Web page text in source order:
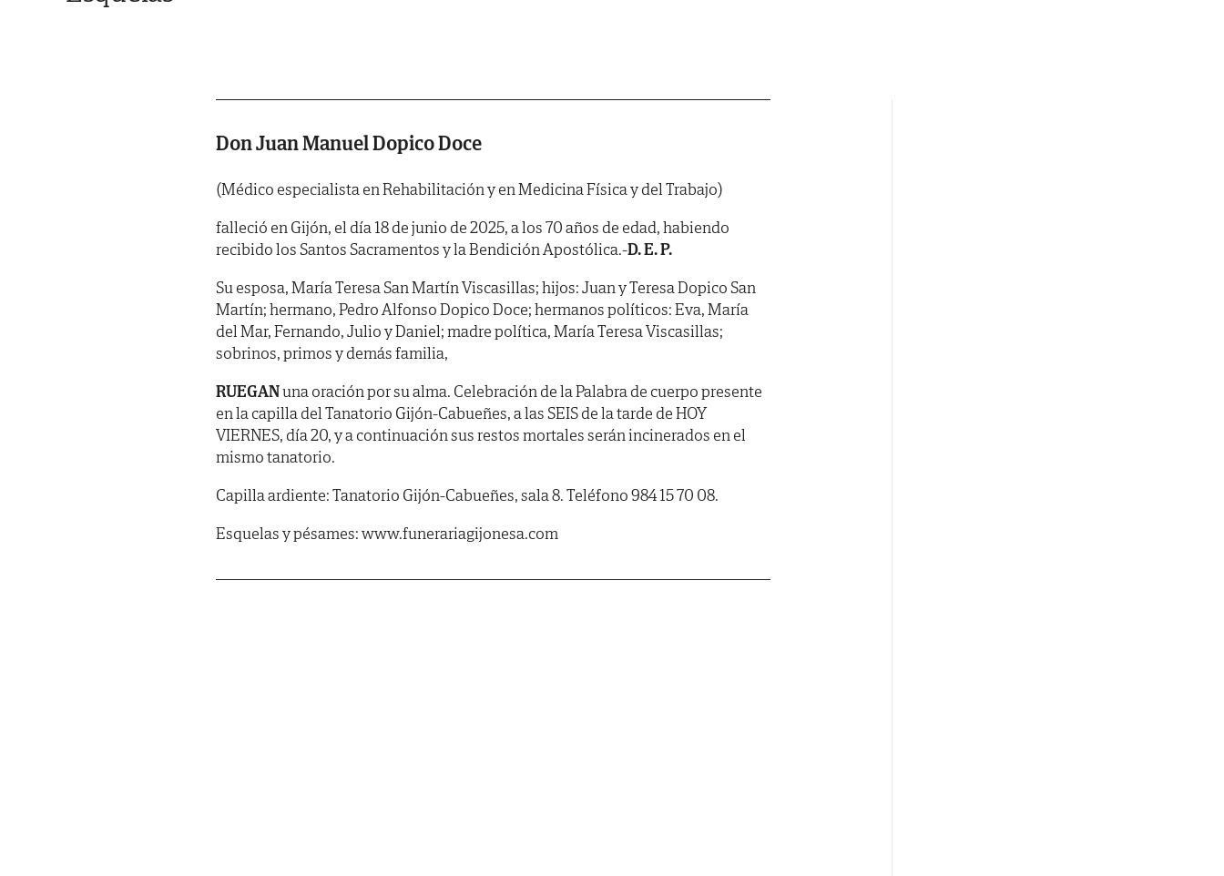
Don Juan Manuel Dopico Doce
(Médico especialista en Rehabilitación y en Medicina Física y del Trabajo)
falleció en Gijón, el día 18 de junio de 2025, a los 70 años de edad, habiendo
recibido los Santos Sacramentos y la Bendición Apostólica.-D. E. P.
Su esposa, María Teresa San Martín Viscasillas; hijos: Juan y Teresa Dopico San
Martín; hermano, Pedro Alfonso Dopico Doce; hermanos políticos: Eva, María
del Mar, Fernando, Julio y Daniel; madre política, María Teresa Viscasillas;
sobrinos, primos y demás familia,
RUEGANuna oración por su alma. Celebración de la Palabra de cuerpo presente
en la capilla del Tanatorio Gijón-Cabueñes, a las SEIS de la tarde de HOY
VIERNES, día 20, y a continuación sus restos mortales serán incinerados en el
mismo tanatorio.
Capilla ardiente: Tanatorio Gijón-Cabueñes, sala 8. Teléfono 984 15 70 08.
Esquelas y pésames: www.funerariagijonesa.com